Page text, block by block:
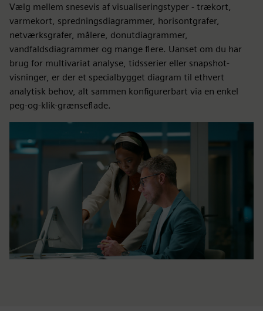
Vælg mellem snesevis af visualiseringstyper - trækort,
varmekort, spredningsdiagrammer, horisontgrafer,
netværksgrafer, målere, donutdiagrammer,
vandfaldsdiagrammer og mange flere. Uanset om du har
brug for multivariat analyse, tidsserier eller snapshot-
visninger, er der et specialbygget diagram til ethvert
analytisk behov, alt sammen konfigurerbart via en enkel
peg-og-klik-grænseflade.